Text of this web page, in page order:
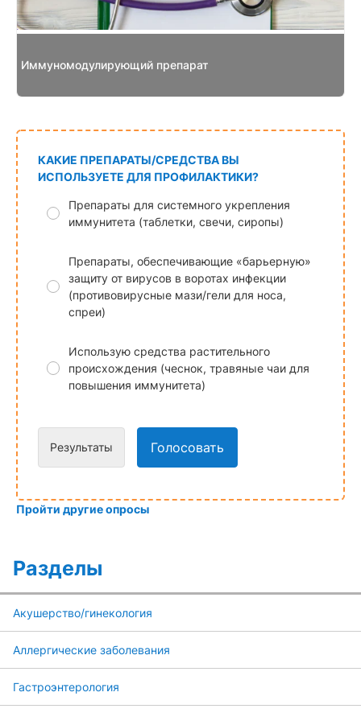
Разделы
Акушерство/гинекология
Аллергические заболевания
Гастроэнтерология
Иммуномодулирующий препарат
КАКИЕ ПРЕПАРАТЫ/СРЕДСТВА ВЫ
ИСПОЛЬЗУЕТЕ ДЛЯ ПРОФИЛАКТИКИ?
Препараты для системного укрепления
иммунитета (таблетки, свечи, сиропы)
Препараты, обеспечивающие «барьерную»
защиту от вирусов в воротах инфекции
(противовирусные мази/гели для носа,
спреи)
Использую средства растительного
происхождения (чеснок, травяные чаи для
повышения иммунитета)
Результаты Голосовать
Пройти другие опросы